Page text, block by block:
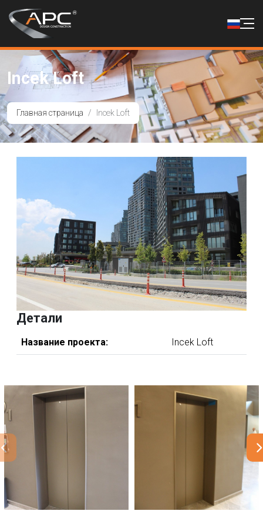
Incek Loft
Главная страница Incek Loft
Детали
Название проекта: Incek Loft